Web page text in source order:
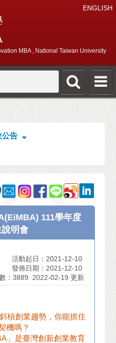
ENGLISH
MBA , National Taiwan University
告
111學年度
說明會
活動起日：2021-12-10
發佈日期：2021-12-10
：3889
2022-02-19 更新
槓創業趨勢，你能抓住
機嗎？
」是臺灣創新創業教育